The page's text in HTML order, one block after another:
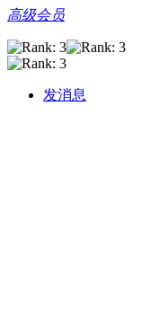
高级会员
发消息